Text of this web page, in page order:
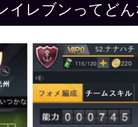
イレブンってどん